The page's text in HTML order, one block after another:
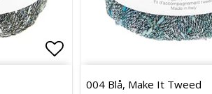
Lägg till i favoritlistan
004 Blå, Make It Tweed